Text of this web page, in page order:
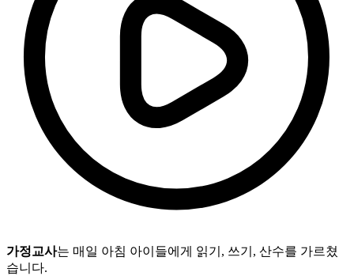
가정교사는 매일 아침 아이들에게 읽기, 쓰기, 산수를 가르쳤
습니다.